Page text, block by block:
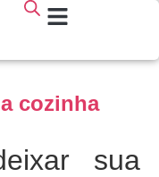
cozinha
sua